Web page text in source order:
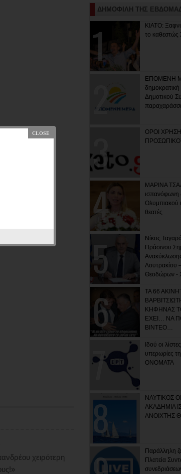
χειρότερη
ΔΗΜΟΦΙΛΗ ΤΗΣ
ΚΙΑΤΟ:
το καθεστώς
ΕΠΟΜΕΝΗ
δημοκρατική
Δημοτικού
ΟΡΟΙ
ΜΑΡΙΝΑ
ισπανόφωνη
Ολυμπιακού
θεατές
Νίκος
Πράσινου
Λουτρακίου
Θεοδώρων -
ΤΑ 66
ΚΗΦΗΝΑΣ
ΕΧΕΙ… ΝΑ
ΒΙΝΤΕΟ…
Ιδού οι
υπερωρίες
ΟΝΟΜΑΤΑ
ΝΑΥΤΙΚΟΣ
ΑΚΑΔΗΜΙΑ
ΑΝΟΙΧΤΗΣ
Παράλληλη
Πλατεία